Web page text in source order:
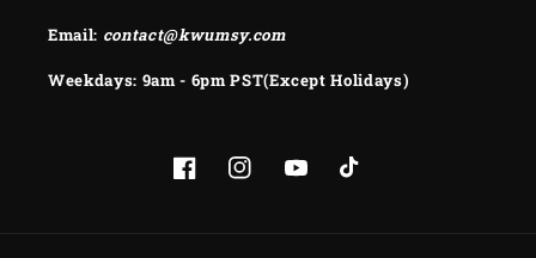
Email: contact@kwumsy.com
Weekdays: 9am - 6pm PST(Except Holidays)
FacebookInstagramYouTubeTikTok